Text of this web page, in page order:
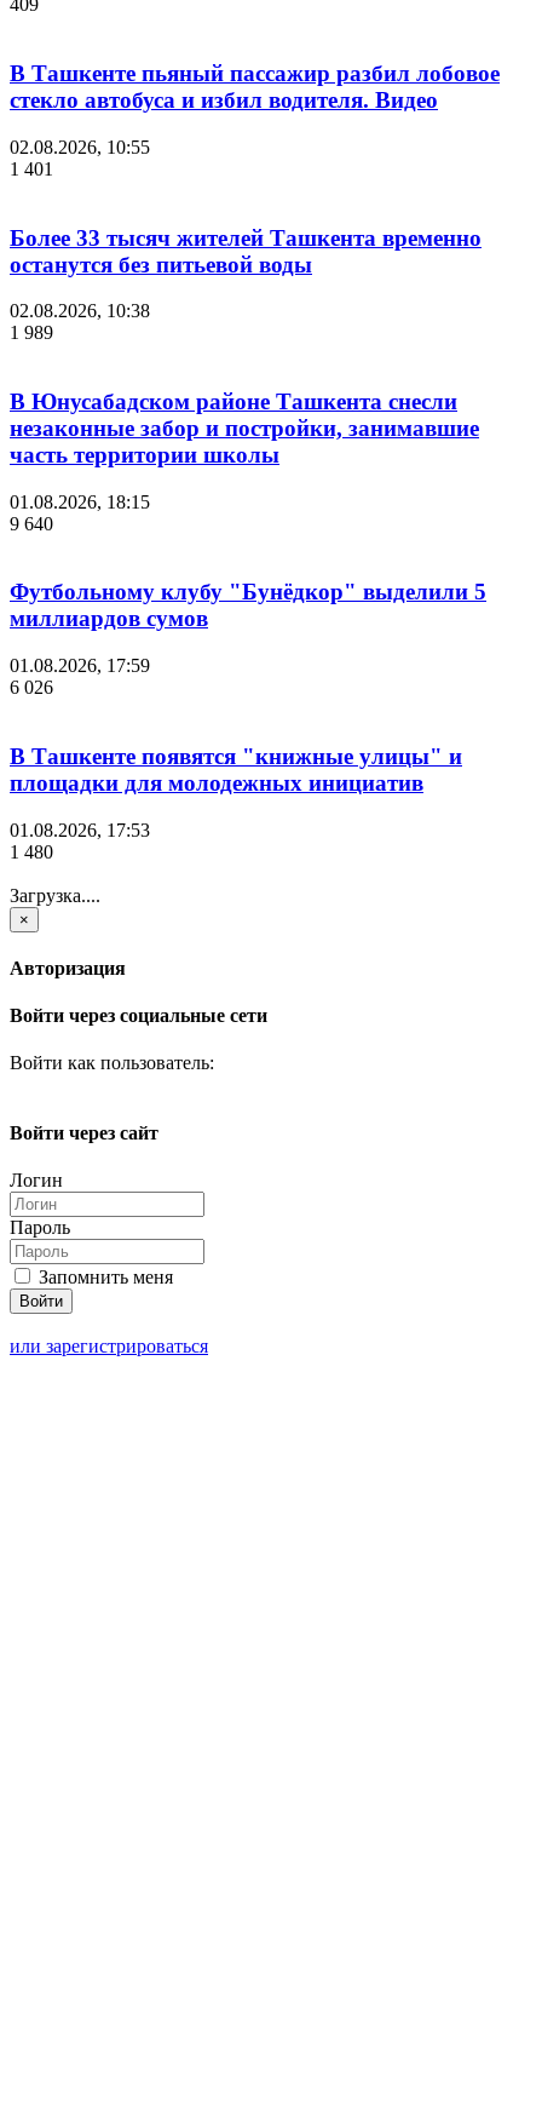
409
В Ташкенте пьяный пассажир разбил лобовое
стекло автобуса и избил водителя. Видео
02.08.2026, 10:55
1 401
Более 33 тысяч жителей Ташкента временно
останутся без питьевой воды
02.08.2026, 10:38
1 989
В Юнусабадском районе Ташкента снесли
незаконные забор и постройки, занимавшие
часть территории школы
01.08.2026, 18:15
9 640
Футбольному клубу "Бунёдкор" выделили 5
миллиардов сумов
01.08.2026, 17:59
6 026
В Ташкенте появятся "книжные улицы" и
площадки для молодежных инициатив
01.08.2026, 17:53
1 480
Загрузка....
×
Авторизация
Войти через социальные сети
Войти как пользователь:
Войти через сайт
Логин
Пароль
Запомнить меня
или зарегистрироваться